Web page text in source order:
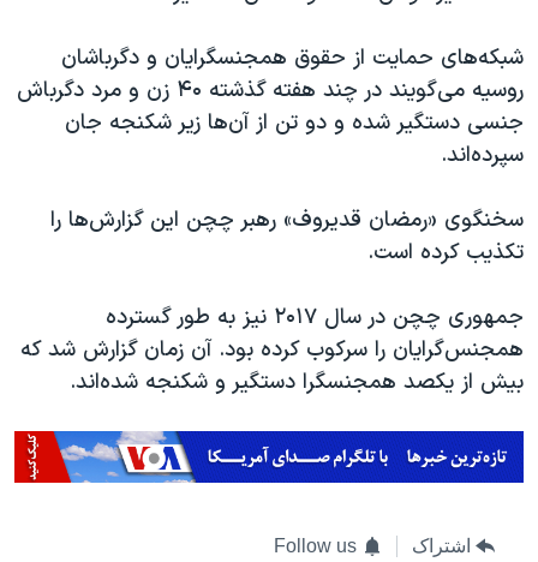
اعتراضات مردمی آبان ۹۸
اسرائیل در جنگ
نرگس محمدی برنده جایزه نوبل صلح
صفحه‌های ویژه
شبکه‌های حمایت از حقوق همجنسگرایان و دگرباشان
روسیه می‌گویند در چند هفته گذشته ۴۰ زن و مرد دگرباش
جنسی دستگیر شده و دو تن از آن‌ها زیر شکنجه جان
سپرده‌اند.
سخنگوی «رمضان قدیروف» رهبر چچن این گزارش‌ها را
تکذیب کرده است.
جمهوری چچن در سال ۲۰۱۷ نیز به طور گسترده
همجنس‌گرایان را سرکوب کرده بود. آن زمان گزارش شد که
بیش از یکصد همجنسگرا دستگیر و شکنجه شده‌اند.
اشتراک Follow us